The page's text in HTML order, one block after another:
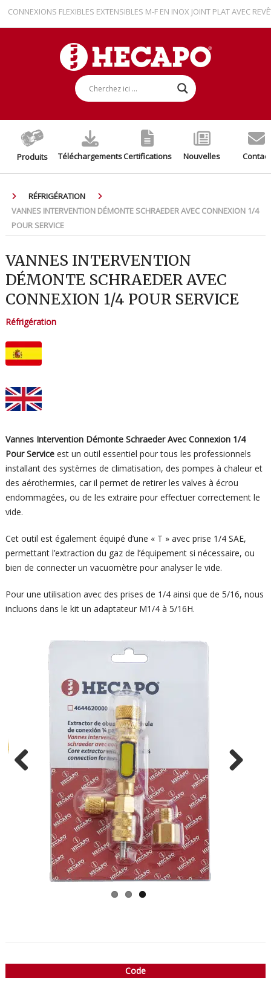
FLEXIBLES EXTENSIBLES M-F EN INOX JOINT PLAT AVEC
Produits TéléchargementsCertifications Nouvelles Contact
RÉFRIGÉRATION
VANNES INTERVENTION DÉMONTE SCHRAEDER AVEC CONNEXION 1/4
POUR SERVICE
VANNES INTERVENTION
DÉMONTE SCHRAEDER AVEC
CONNEXION 1/4 POUR SERVICE
Réfrigération
Vannes Intervention Démonte Schraeder Avec Connexion 1/4
Pour Serviceest un outil essentiel pour tous les professionnels
installant des systèmes de climatisation, des pompes à chaleur et
des aérothermies, car il permet de retirer les valves à écrou
endommagées, ou de les extraire pour effectuer correctement le
vide.
Cet outil est également équipé d’une « T » avec prise 1/4 SAE,
permettant l’extraction du gaz de l’équipement si nécessaire, ou
bien de connecter un vacuomètre pour analyser le vide.
Pour une utilisation avec des prises de 1/4 ainsi que de 5/16, nous
incluons dans le kit un adaptateur M1/4 à 5/16H.
Code